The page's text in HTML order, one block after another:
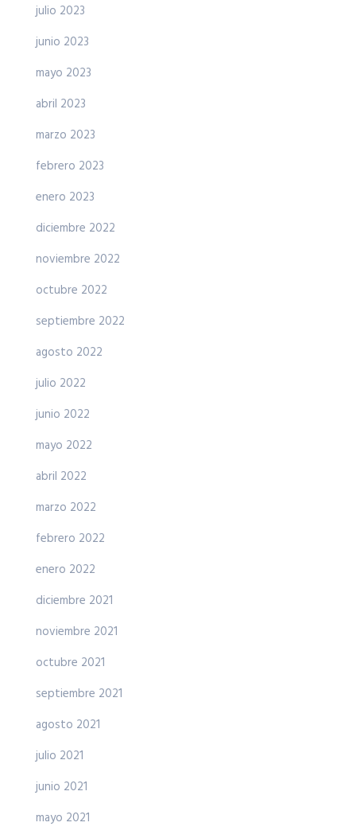
julio 2023
junio 2023
mayo 2023
abril 2023
marzo 2023
febrero 2023
enero 2023
diciembre 2022
noviembre 2022
octubre 2022
septiembre 2022
agosto 2022
julio 2022
junio 2022
mayo 2022
abril 2022
marzo 2022
febrero 2022
enero 2022
diciembre 2021
noviembre 2021
octubre 2021
septiembre 2021
agosto 2021
julio 2021
junio 2021
mayo 2021